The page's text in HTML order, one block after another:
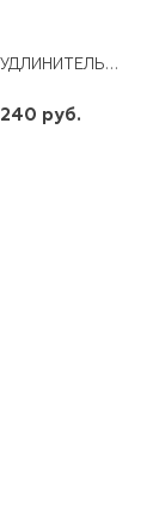
УДЛИНИТЕЛЬ 4ГН 2М С/З T-PLAST
240 руб.